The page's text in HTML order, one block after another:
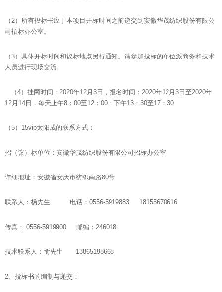
（2）所有投标书应于本项目开标时间之前递交到安徽华茂纺织股份有限公
司招标办公室。
（3）具体开标时间和议标地点另行通知。请参加投标的单位派商务和技术
人员进行现场交流。
（4）挂网时间：2020年12月3日，报名时间：2020年12月3日至2020年
12月14日，每天上午8：00至12：00；下午13：30至17：30
（5）15vip太阳成的联系方式：
招（议）标单位：安徽华茂纺织股份有限公司招标办公室
详细地址：安徽省安庆市纺织南路80号
联系人：杨先生 电话：0556-5919883 18155670616
传真： 0556-5919900 邮编：246018
技术联系人：俞先生 13865198668
2、投标书的编制与递交：